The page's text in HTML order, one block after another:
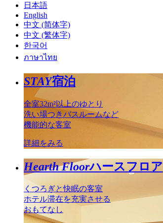
日本語
English
中文 (简体字)
中文 (繁体字)
한국어
ภาษาไทย
STAY宿泊
全室32m²以上のゆとり
洗い場つきバスルームなど
機能的な客室
詳細をみる
Hearth Floorハースフロア
くつろぎと快眠の客室
ホテル滞在を充実させる
おもてなし